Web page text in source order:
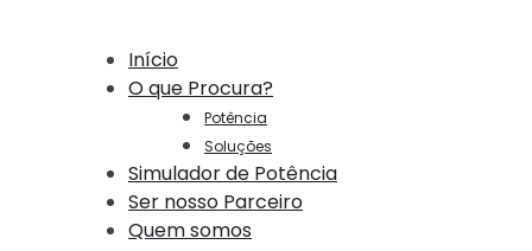
Início
O que Procura?
Potência
Soluções
Simulador de Potência
Ser nosso Parceiro
Quem somos